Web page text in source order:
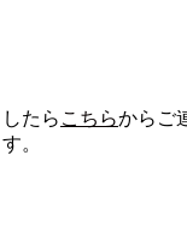
たら こちらからご
。